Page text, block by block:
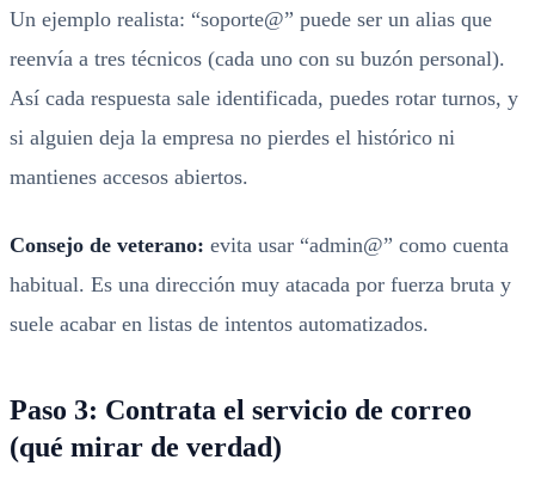
Un ejemplo realista: “soporte@” puede ser un alias que
reenvía a tres técnicos (cada uno con su buzón personal).
Así cada respuesta sale identificada, puedes rotar turnos, y
si alguien deja la empresa no pierdes el histórico ni
mantienes accesos abiertos.
Consejo de veterano: evita usar “admin@” como cuenta
habitual. Es una dirección muy atacada por fuerza bruta y
suele acabar en listas de intentos automatizados.
Paso 3: Contrata el servicio de correo
(qué mirar de verdad)